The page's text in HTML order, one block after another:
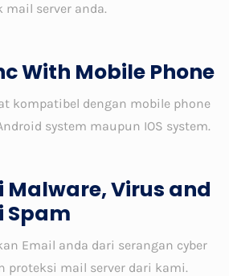
mail server anda.
With Mobile Phone
kompatibel dengan mobile phone
system maupun IOS system.
Malware, Virus and
Spam
Email anda dari serangan cyber
proteksi mail server dari kami.